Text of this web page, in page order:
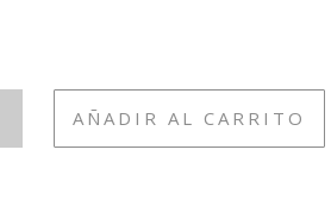
AÑADIR AL CARRITO